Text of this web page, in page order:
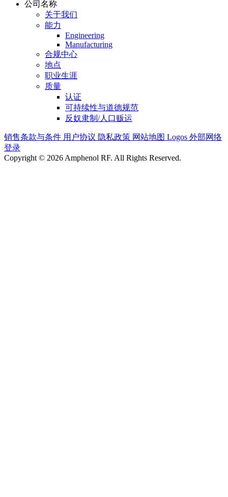
公司名称
关于我们
能力
Engineering
Manufacturing
合规中心
地点
职业生涯
质量
认证
可持续性与道德规范
反奴隶制/人口贩运
销售条款与条件 用户协议 隐私政策 网站地图 Logos 外部网络
登录
Copyright © 2026 Amphenol RF. All Rights Reserved.